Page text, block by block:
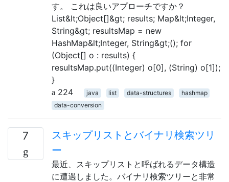
す。 これは良いアプローチですか？
List&lt;Object[]&gt; results; Map&lt;Integer,
String&gt; resultsMap = new
HashMap&lt;Integer, String&gt;(); for
(Object[] o : results) {
resultsMap.put((Integer) o[0], (String) o[1]);
}
224
java list data-structures
hashmap
data-conversion
7
スキップリストとバイナリ検索ツリ
ー
最近、スキップリストと呼ばれるデータ構造
に遭遇しました。バイナリ検索ツリーと非常